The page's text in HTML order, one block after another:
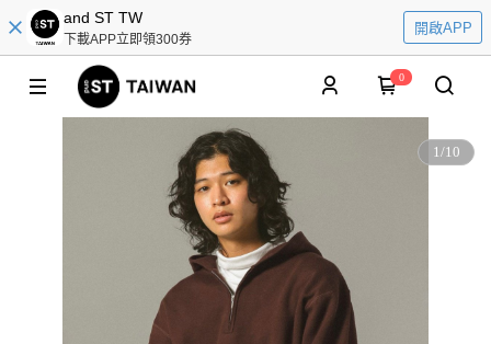
and ST TW
下載APP立即領300券
開啟APP
0
1/10